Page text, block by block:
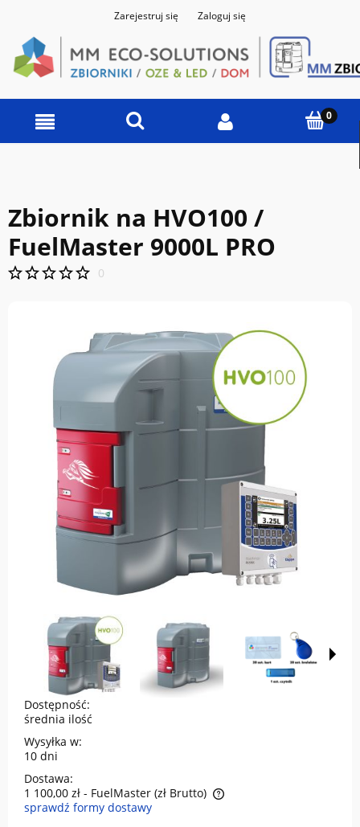
Zarejestruj się Zaloguj się
Zbiornik na HVO100 /
FuelMaster 9000L PRO
0
Dostępność:
średnia ilość
Wysyłka w:
10 dni
Dostawa:
1 100,00 zł - FuelMaster (zł Brutto)
Cena nie zawiera ewentualnych kosztów płatności
sprawdź formy dostawy